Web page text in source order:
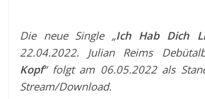
Die neue Single „Ich Hab Dich
22.04.2022. Julian Reims
Kopf“ folgt am 06.05.2022 als
Stream/Download.